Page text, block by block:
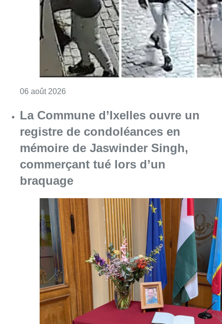
06 août 2026
La Commune d’Ixelles ouvre un
registre de condoléances en
mémoire de Jaswinder Singh,
commerçant tué lors d’un
braquage